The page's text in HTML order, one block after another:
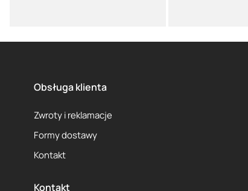
Obsługa klienta
Zwroty i reklamacje
Formy dostawy
Kontakt
Kontakt